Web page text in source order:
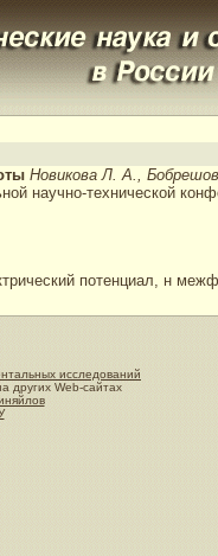
Новикова Л. А.,
научно-технической
потенциал, н
исследований
других Web-сайтах